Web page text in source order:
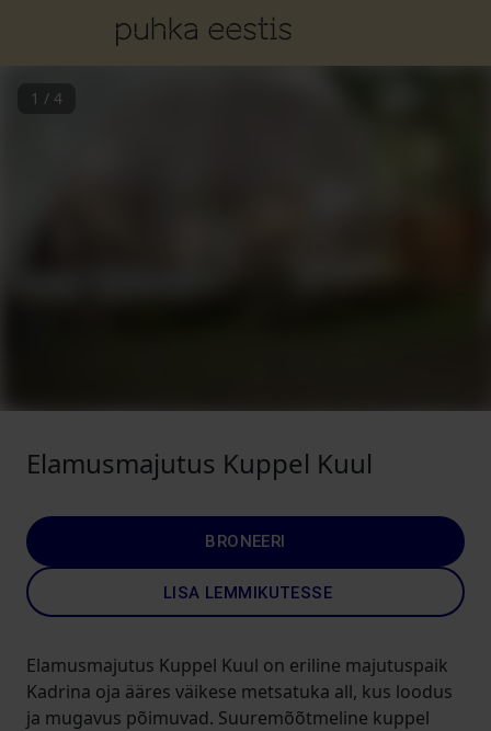
1 / 4
Elamusmajutus Kuppel Kuul
BRONEERI
LISA LEMMIKUTESSE
Elamusmajutus Kuppel Kuul on eriline majutuspaik
Kadrina oja ääres väikese metsatuka all, kus loodus
ja mugavus põimuvad. Suuremõõtmeline kuppel